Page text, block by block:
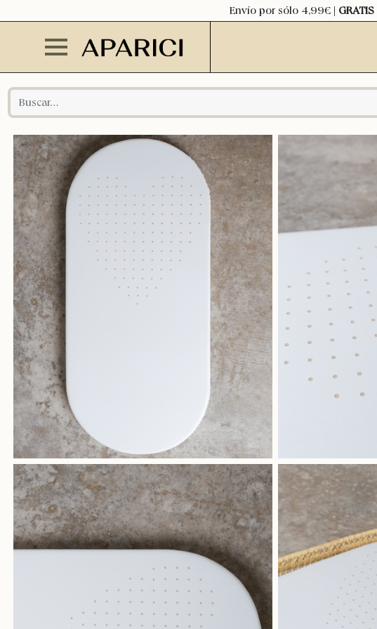
Envío por sólo 4,99€ | GRATIS